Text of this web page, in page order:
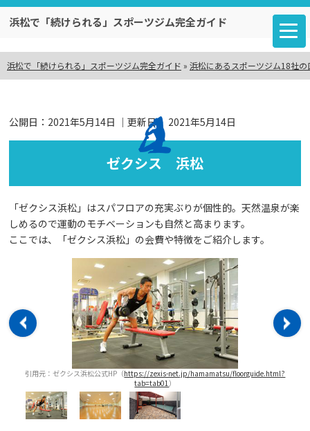
浜松で「続けられる」スポーツジム完全ガイド
浜松で「続けられる」スポーツジム完全ガイド » 浜松にあるスポーツジム18社
公開日： 2021年5月14日 ｜更新日： 2021年5月14日
ゼクシス 浜松
「ゼクシス浜松」はスパフロアの充実ぶりが個性的。天然温泉が楽
しめるので運動のモチベーションも自然と高まります。
ここでは、「ゼクシス浜松」の会費や特徴をご紹介します。
引用元：ゼクシス浜松公式HP（https://zexis-net.jp/hamamatsu/floorguide.html?
tab=tab01）